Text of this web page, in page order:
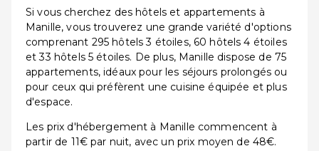
Si vous cherchez des hôtels et appartements à
Manille, vous trouverez une grande variété d'options
comprenant 295 hôtels 3 étoiles, 60 hôtels 4 étoiles
et 33 hôtels 5 étoiles. De plus, Manille dispose de 75
appartements, idéaux pour les séjours prolongés ou
pour ceux qui préfèrent une cuisine équipée et plus
d'espace.
Les prix d'hébergement à Manille commencent à
partir de 11€ par nuit, avec un prix moyen de 48€.